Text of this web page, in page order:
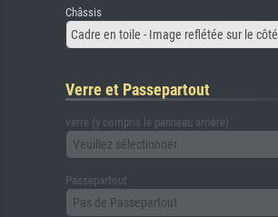
Châssis
Cadre en toile - Image reflétée sur le côté
Verre et Passepartout
verre (y compris le panneau arrière)
Veuillez sélectionner
Passepartout
Pas de Passepartout